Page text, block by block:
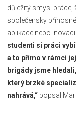
důležitý smysl práce,
společensky
aplikace nebo
studenti si práci
a to přímo v rámci
brigády jsme
který brzké
nahrává,“ popsal